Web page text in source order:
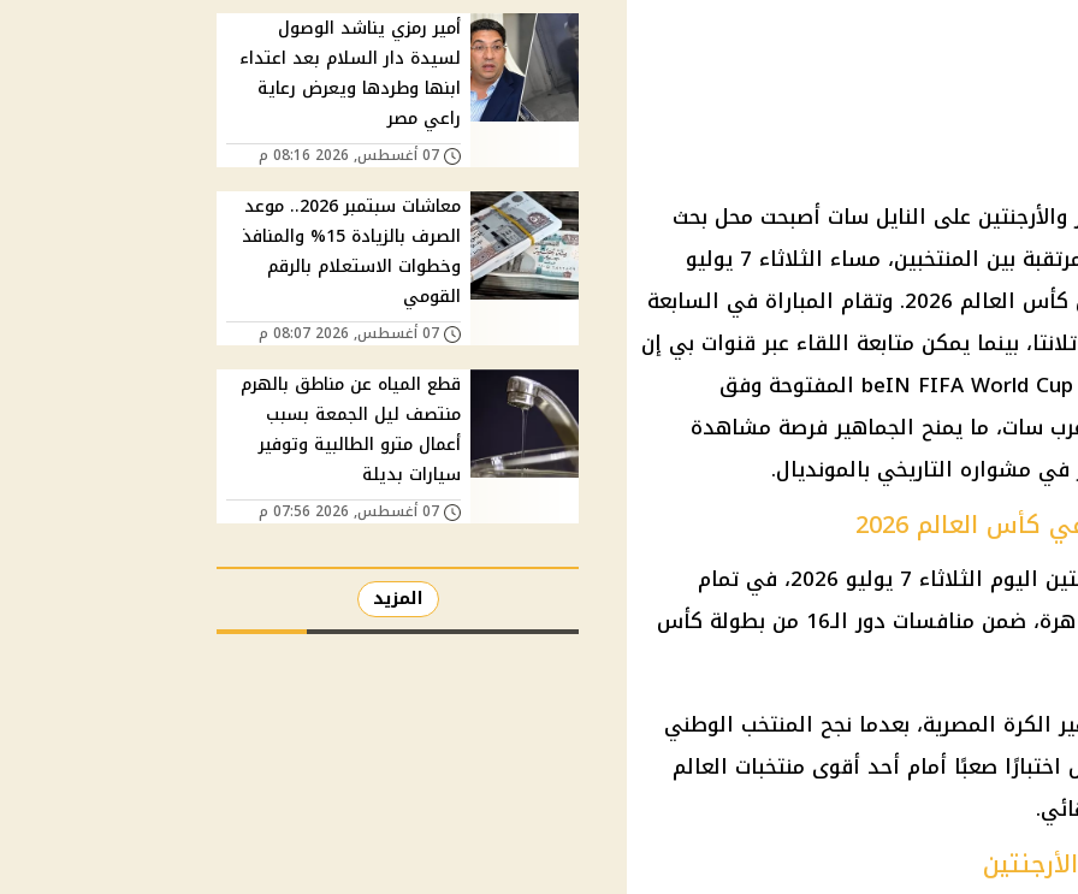
والأرجنتين على النايل سات أصبحت محل بحث
واسع قبل ساعات من المواجهة المرتقبة بين المنتخبين، مساء الثلاثاء 7 يوليو
2026، ضمن منافسات دور الـ16 من كأس العالم 2026. وتقام المباراة في السابعة
بينما يمكن متابعة اللقاء عبر قنوات بي إن
سبورتس المشفرة، إلى جانب قناة beIN FIFA World Cup المفتوحة وفق
سات، ما يمنح الجماهير فرصة مشاهدة
مشواره التاريخي بالمونديال.
العالم 2026
يلتقي منتخب مصر مع منتخب الأرجنتين اليوم الثلاثاء 7 يوليو 2026، في تمام
الساعة السابعة مساءً بتوقيت القاهرة، ضمن منافسات دور الـ16 من بطولة كأس
الكرة المصرية، بعدما نجح المنتخب الوطني
صعبًا أمام أحد أقوى منتخبات العالم
أمير رمزي يناشد الوصول
لسيدة دار السلام بعد اعتداء
ابنها وطردها ويعرض رعاية
راعي مصر
07 أغسطس, 2026 08:16 م
معاشات سبتمبر 2026.. موعد
الصرف بالزيادة 15% والمنافذ
وخطوات الاستعلام بالرقم
القومي
07 أغسطس, 2026 08:07 م
قطع المياه عن مناطق بالهرم
منتصف ليل الجمعة بسبب
أعمال مترو الطالبية وتوفير
سيارات بديلة
07 أغسطس, 2026 07:56 م
المزيد